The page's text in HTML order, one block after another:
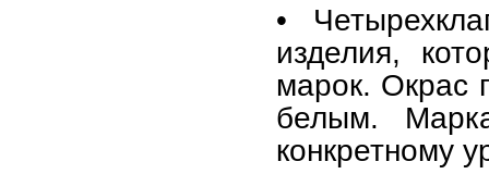
•
изделия,
марок. Окрас
белым.
конкретному